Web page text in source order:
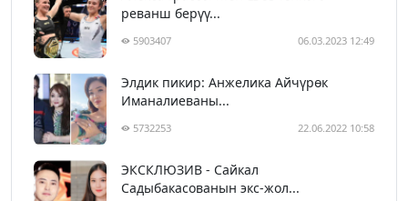
реванш берүү...
5903407 06.03.2023 12:49
Элдик пикир: Анжелика Айчүрөк
Иманалиеваны...
5732253 22.06.2022 10:58
ЭКСКЛЮЗИВ - Сайкал
Садыбакасованын экс-жол...